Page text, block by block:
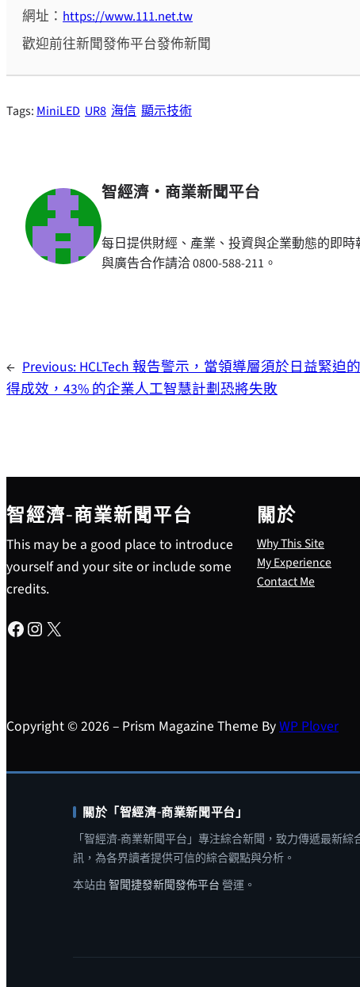
網址：https://www.111.net.tw
歡迎前往新聞發佈平台發佈新聞
Tags: MiniLED UR8 海信 顯示技術
智經濟・商業新聞平台
每日提供財經、產業、投資與企業動態的即
與廣告合作請洽 0800-588-211。
← Previous: HCLTech 報告警示，當領導層須於日益緊迫
得成效，43% 的企業人工智慧計劃恐將失敗
智經濟-商業新聞平台
This may be a good place to introduce
yourself and your site or include some
credits.
Facebook Instagram X
關於
Why This Site
My Experience
Contact Me
Copyright © 2026 – Prism Magazine Theme ByWP Plover
關於「智經濟-商業新聞平台」
「智經濟-商業新聞平台」專注綜合新聞，致力傳遞最新綜
訊，為各界讀者提供可信的綜合觀點與分析。
本站由 智聞捷發新聞發佈平台 營運。